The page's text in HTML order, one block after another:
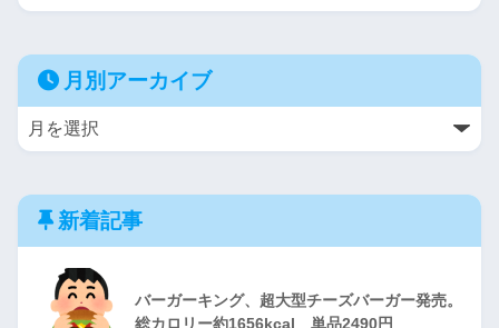
月別アーカイブ
新着記事
バーガーキング、超大型チーズバーガー発売。
総カロリー約1656kcal 単品2490円